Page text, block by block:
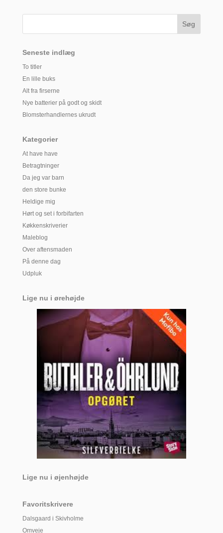
Seneste indlæg
To titler
En lille buks
Alt fra firserne
Nye batterier på godt og skidt
Blomsterhandlernes ukrudt
Kategorier
At have have
Betragtninger
Da jeg var barn
den store bunke
Heldige mig
Hørt og set i forbifarten
Køkkenskriverier
Maleblog
Over aftensmaden
På denne dag
Udpluk
Lige nu i ørehøjde
Lige nu i øjenhøjde
Favoritskrivere
Dalsgaard i Skivholme
Omveje